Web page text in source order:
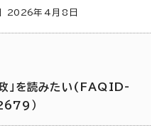
2026年4月8日
」を読みたい(FAQID-
）